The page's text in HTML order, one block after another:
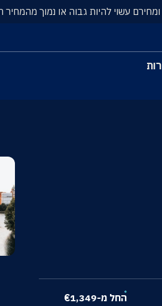
עשוי להיות גבוה או נמוך מהמחיר
החל מ-1,349
€